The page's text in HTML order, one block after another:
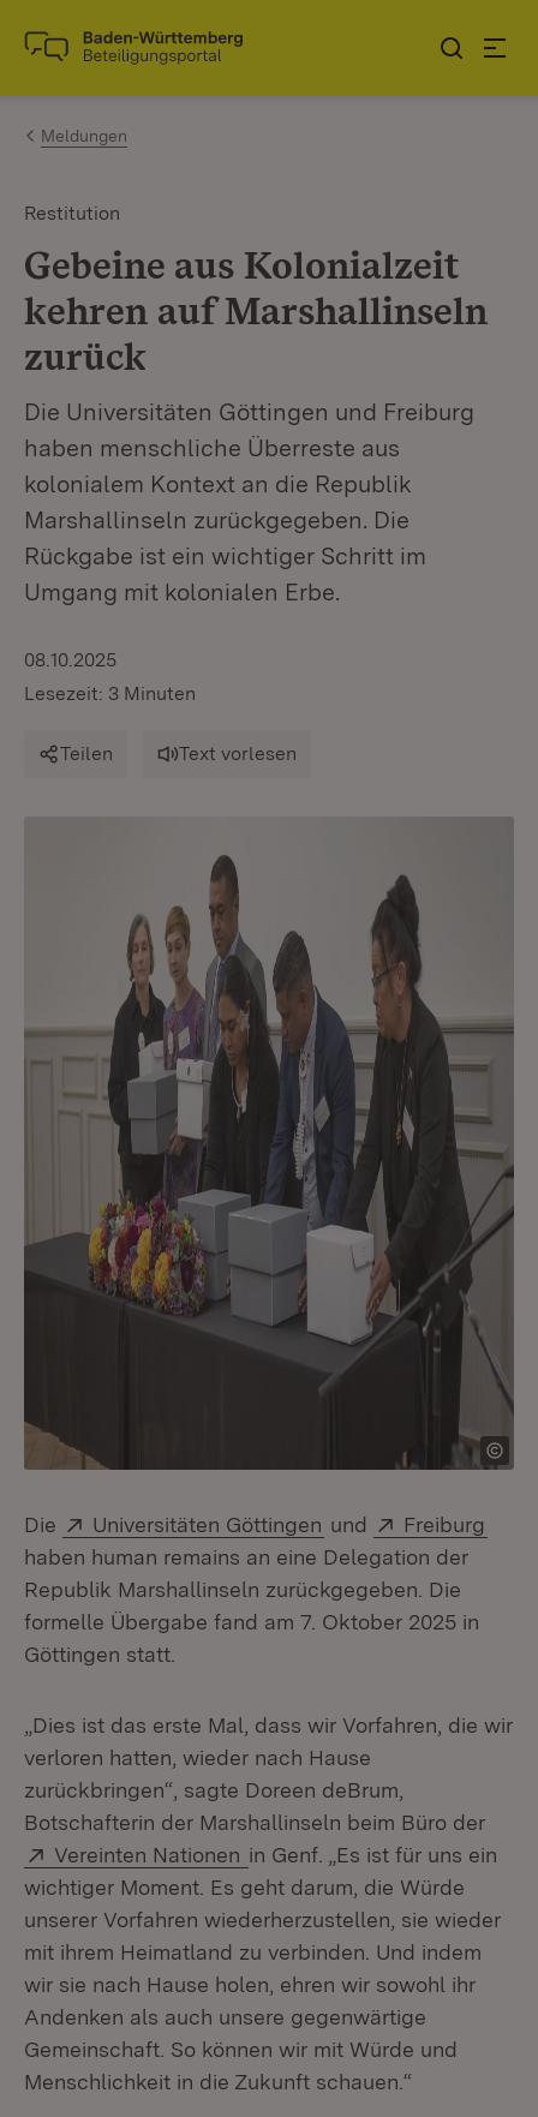
Zum Inhalt springen
Link zur Startseite
Meldungen
Restitution
Gebeine aus Kolonialzeit
kehren auf Marshallinseln
zurück
Die Universitäten Göttingen und Freiburg
haben menschliche Überreste aus
kolonialem Kontext an die Republik
Marshallinseln zurückgegeben. Die
Rückgabe ist ein wichtiger Schritt im
Umgang mit kolonialen Erbe.
08.10.2025
Lesezeit: 3 Minuten
Teilen Text vorlesen
Die Extern:
Universitäten Göttingen (Öffnet in neuem
und Extern:
Freiburg
haben human remains an eine Delegation der
Republik Marshallinseln zurückgegeben. Die
formelle Übergabe fand am 7. Oktober 2025 in
Göttingen statt.
„Dies ist das erste Mal, dass wir Vorfahren, die wir
verloren hatten, wieder nach Hause
zurückbringen“, sagte Doreen deBrum,
Botschafterin der Marshallinseln beim Büro der
Extern:
Vereinten Nationen (Öffnet in neuem Fenster)
in Genf. „Es ist für uns ein
wichtiger Moment. Es geht darum, die Würde
unserer Vorfahren wiederherzustellen, sie wieder
mit ihrem Heimatland zu verbinden. Und indem
wir sie nach Hause holen, ehren wir sowohl ihr
Andenken als auch unsere gegenwärtige
Gemeinschaft. So können wir mit Würde und
Menschlichkeit in die Zukunft schauen.“